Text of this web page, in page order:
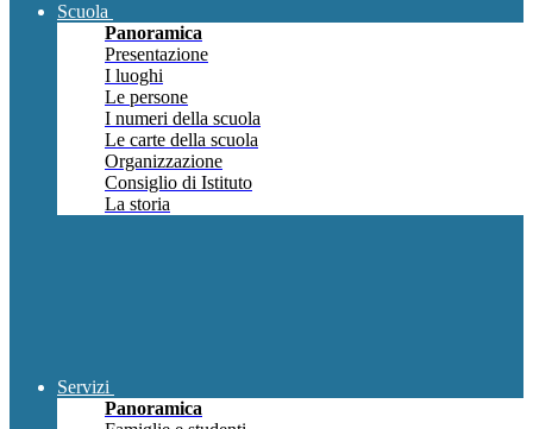
Scuola
Panoramica
Presentazione
I luoghi
Le persone
I numeri della scuola
Le carte della scuola
Organizzazione
Consiglio di Istituto
La storia
Servizi
Panoramica